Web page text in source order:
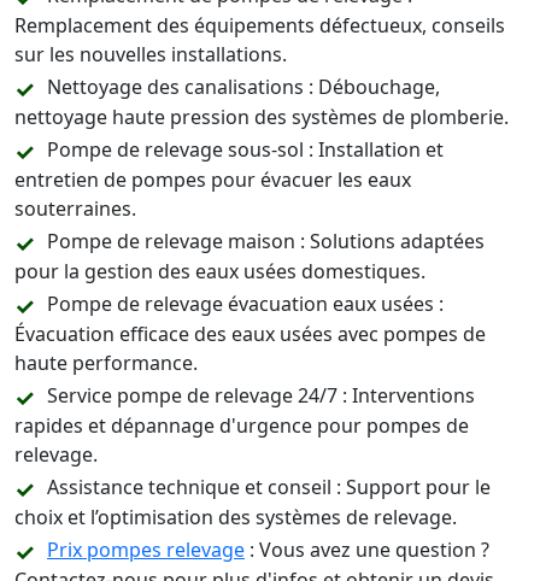
Remplacement des équipements défectueux, conseils
sur les nouvelles installations.
Nettoyage des canalisations : Débouchage,
nettoyage haute pression des systèmes de plomberie.
Pompe de relevage sous-sol : Installation et
entretien de pompes pour évacuer les eaux
souterraines.
Pompe de relevage maison : Solutions adaptées
pour la gestion des eaux usées domestiques.
Pompe de relevage évacuation eaux usées :
Évacuation efficace des eaux usées avec pompes de
haute performance.
Service pompe de relevage 24/7 : Interventions
rapides et dépannage d'urgence pour pompes de
relevage.
Assistance technique et conseil : Support pour le
choix et l’optimisation des systèmes de relevage.
Prix pompes relevage : Vous avez une question ?